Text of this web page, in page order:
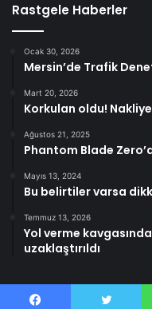
Rastgele Haberler
Ocak 30, 2026
Mersin’de Trafik
Mart 20, 2026
Korkulan oldu!
Ağustos 21, 2025
Phantom Blade
Mayıs 13, 2024
Bu belirtiler varsa
Temmuz 13, 2026
Yol verme
uzaklaştırıldı